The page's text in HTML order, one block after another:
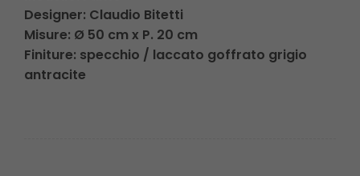
Designer: Claudio Bitetti
Misure: Ø 50 cm x P. 20 cm
Finiture: specchio / laccato goffrato grigio
antracite